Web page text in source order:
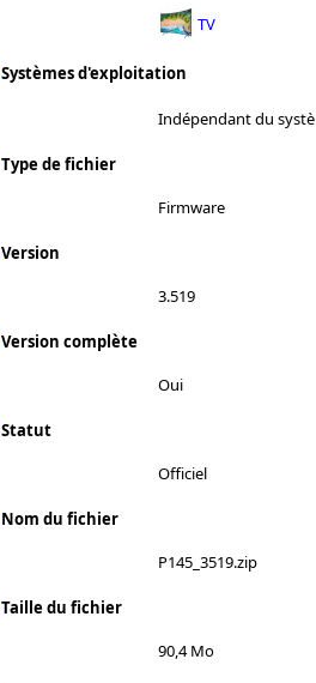
TV
Systèmes d'exploitation
Indépendant du
Type de fichier
Firmware
Version
3.519
Version complète
Oui
Statut
Officiel
Nom du fichier
P145_3519.zip
Taille du fichier
90,4 Mo